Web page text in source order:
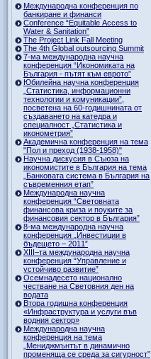
Международна конференция по
банкиране и финанси
Conference “Equitable Access to
Water & Sanitation”
The Project Link Fall Meeting
The 4th Global outsourcing Summit
7-ма международна научна
конференция “Икономиката на
България - пътят към еврото”
Юбилейна научна конференция
„Статистика, информационни
технологии и комуникации”,
посветена на 60-годишнината от
създаването на катедра и
специалност „Статистика и
иконометрия”
Академична конференция на тема
"Пол и преход (1938-1958)"
Научна дискусия в Съюза на
икономистите в България на тема
„Банковата система в България на
съвременния етап”
Международна научна
конференция “Световната
финансова криза и поуките за
финансовия сектор в България”
8-ма международна научна
конференция „Инвестиции в
бъдещето – 2011”
ХІІІ–та международна научна
конференция “Управление и
устойчиво развитие”
Осемнадесето национално
честване на Световния ден на
водата
Втора годишна конференция
«Инфраструктура и услуги във
водния сектор»
Международна научна
конференция на тема
„Мениджмънтът в динамично
променяща се среда за сигурност”